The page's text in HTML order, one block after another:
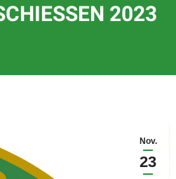
2023
Nov.
23